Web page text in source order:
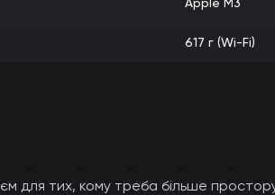
617 г (Wi-Fi)
для тих, кому треба більше